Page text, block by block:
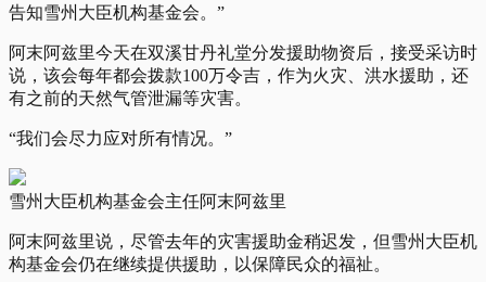
告知雪州大臣机构基金会。”
阿末阿兹里今天在双溪甘丹礼堂分发援助物资后，接受采访时
说，该会每年都会拨款100万令吉，作为火灾、洪水援助，还
有之前的天然气管泄漏等灾害。
“我们会尽力应对所有情况。”
雪州大臣机构基金会主任阿末阿兹里
阿末阿兹里说，尽管去年的灾害援助金稍迟发，但雪州大臣机
构基金会仍在继续提供援助，以保障民众的福祉。